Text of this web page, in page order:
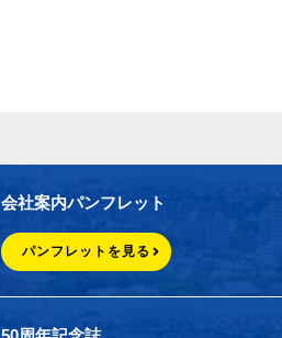
会社案内パンフレット
パンフレットを見る